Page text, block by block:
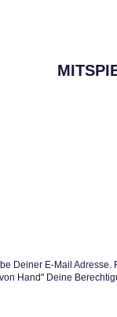
Deiner E-Mail Adresse.
Hand" Deine